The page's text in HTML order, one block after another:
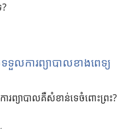
ល​ការ​ព្យាបាល​ខាង​ពេទ្យ​
រ​ព្យាបាល​គឺ​សំខាន់​ទេ​ចំពោះ​ព្រះ?